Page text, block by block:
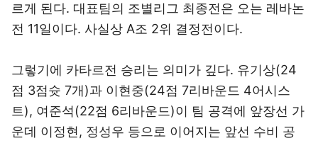
르게 된다. 대표팀의 조별리그 최종전은 오는 레바논
전 11일이다. 사실상 A조 2위 결정전이다.
그렇기에 카타르전 승리는 의미가 깊다. 유기상(24
점 3점슛 7개)과 이현중(24점 7리바운드 4어시스
트), 여준석(22점 6리바운드)이 팀 공격에 앞장선 가
운데 이정현, 정성우 등으로 이어지는 앞선 수비 공